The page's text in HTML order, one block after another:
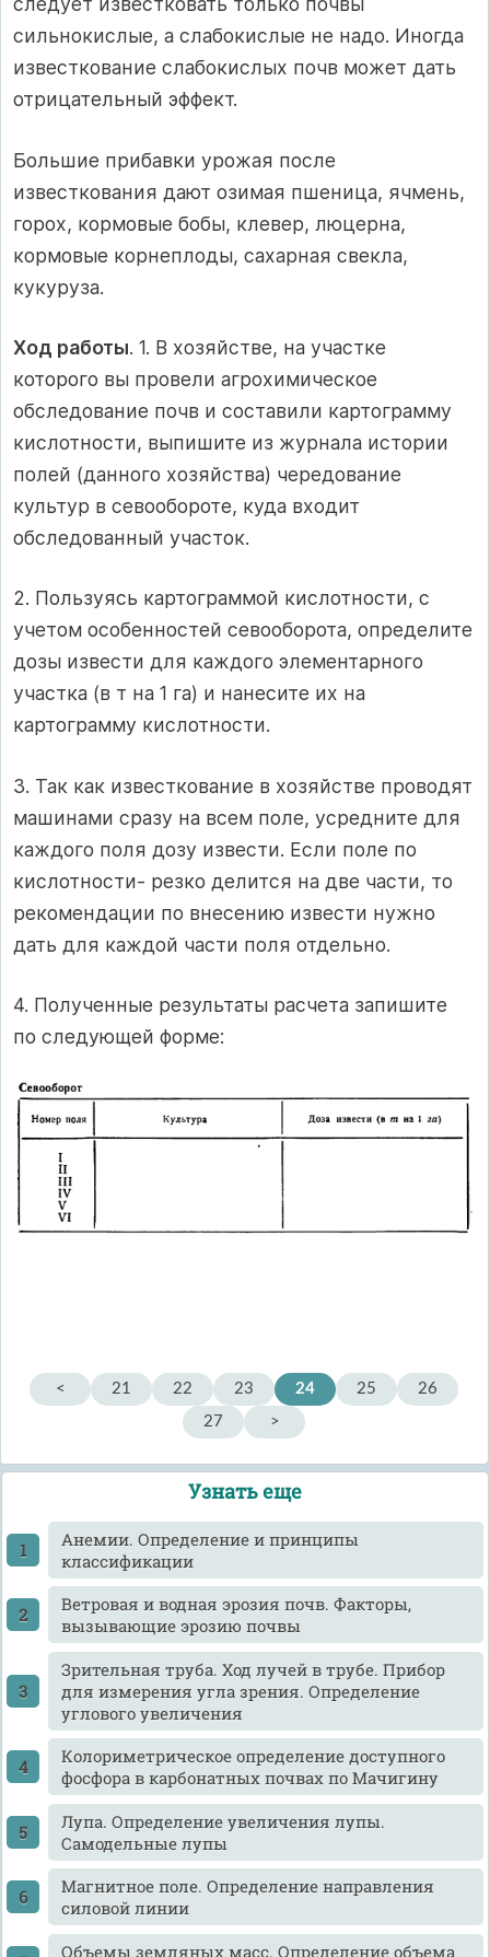
сильнокислые, а слабокислые не надо. Иногда
известкование слабокислых почв может дать
отрицательный эффект.
Большие прибавки урожая после
известкования дают озимая пшеница, ячмень,
горох, кормовые бобы, клевер, люцерна,
кормовые корнеплоды, сахарная свекла,
кукуруза.
Ход работы. 1. В хозяйстве, на участке
которого вы провели агрохимическое
обследование почв и составили картограмму
кислотности, выпишите из журнала истории
полей (данного хозяйства) чередование
культур в севообороте, куда входит
обследованный участок.
2. Пользуясь картограммой кислотности, с
учетом особенностей севооборота, определите
дозы извести для каждого элементарного
участка (в т на 1 га) и нанесите их на
картограмму кислотности.
3. Так как известкование в хозяйстве проводят
машинами сразу на всем поле, усредните для
каждого поля дозу извести. Если поле по
кислотности- резко делится на две части, то
рекомендации по внесению извести нужно
дать для каждой части поля отдельно.
4. Полученные результаты расчета запишите
по следующей форме:
< 21 22 23 24 25
26
27
>
Узнать еще
Анемии. Определение и принципы
классификации
Ветровая и водная эрозия почв. Факторы,
вызывающие эрозию почвы
Зрительная труба. Ход лучей в трубе. Прибор
для измерения угла зрения. Определение
углового увеличения
Колориметрическое определение доступного
фосфора в карбонатных почвах по Мачигину
Лупа. Определение увеличения лупы.
Самодельные лупы
Магнитное поле. Определение направления
силовой линии
Объемы земляных масс. Определение объема